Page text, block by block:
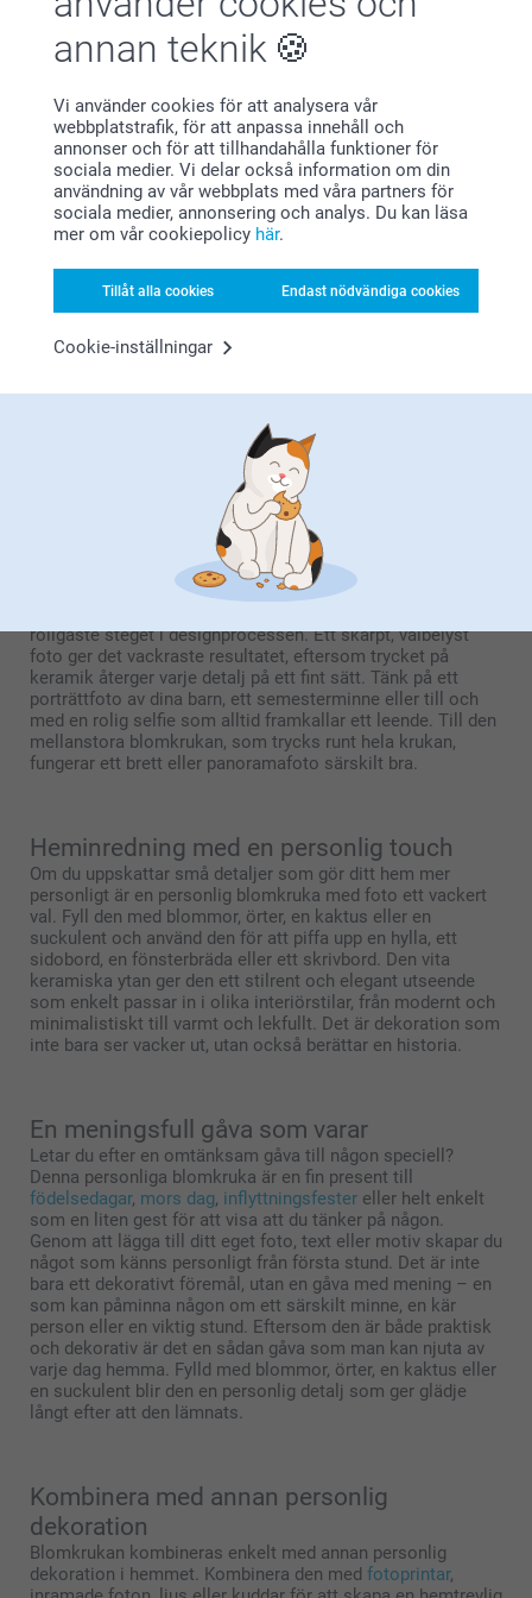
annan teknik
Vi använder cookies för att analysera vår
webbplatstrafik, för att anpassa innehåll och
annonser och för att tillhandahålla funktioner för
sociala medier. Vi delar också information om din
användning av vår webbplats med våra partners för
sociala medier, annonsering och analys. Du kan läsa
mer om vår cookiepolicy här.
Tillåt alla cookies Endast nödvändiga cookies
Cookie-inställningar
259,00
Mer än 10 varianter
Från
Träblock med glasvas
2 varianter
Från 369,00
Vattenflaska
3 varianter
299,00
(2 omdömen)
En personlig blomkruka är ett vackert sätt att tillföra värme,
favoritfoto, en meningsfull text eller ett motiv som passar
vardagligt föremål till något alldeles eget. Den passar fint i
vardagsrummet, köket, hallen, sovrummet eller till och med
på en övertäckt terrass och gör det enkelt att skapa ett
mysigt hörn som känns precis som du.
Välj det perfekta fotot till din blomkruka
roligaste steget i designprocessen. Ett skarpt, välbelyst
foto ger det vackraste resultatet, eftersom trycket på
keramik återger varje detalj på ett fint sätt. Tänk på ett
porträttfoto av dina barn, ett semesterminne eller till och
med en rolig selfie som alltid framkallar ett leende. Till den
mellanstora blomkrukan, som trycks runt hela krukan,
fungerar ett brett eller panoramafoto särskilt bra.
Heminredning med en personlig touch
Om du uppskattar små detaljer som gör ditt hem mer
personligt är en personlig blomkruka med foto ett vackert
val. Fyll den med blommor, örter, en kaktus eller en
suckulent och använd den för att piffa upp en hylla, ett
sidobord, en fönsterbräda eller ett skrivbord. Den vita
keramiska ytan ger den ett stilrent och elegant utseende
som enkelt passar in i olika interiörstilar, från modernt och
minimalistiskt till varmt och lekfullt. Det är dekoration som
inte bara ser vacker ut, utan också berättar en historia.
En meningsfull gåva som varar
Letar du efter en omtänksam gåva till någon speciell?
Denna personliga blomkruka är en fin present till
födelsedagar, mors dag, inflyttningsfester eller helt enkelt
som en liten gest för att visa att du tänker på någon.
Genom att lägga till ditt eget foto, text eller motiv skapar du
något som känns personligt från första stund. Det är inte
bara ett dekorativt föremål, utan en gåva med mening – en
som kan påminna någon om ett särskilt minne, en kär
person eller en viktig stund. Eftersom den är både praktisk
och dekorativ är det en sådan gåva som man kan njuta av
varje dag hemma. Fylld med blommor, örter, en kaktus eller
en suckulent blir den en personlig detalj som ger glädje
långt efter att den lämnats.
Kombinera med annan personlig
dekoration
Blomkrukan kombineras enkelt med annan personlig
dekoration i hemmet. Kombinera den med fotoprintar,